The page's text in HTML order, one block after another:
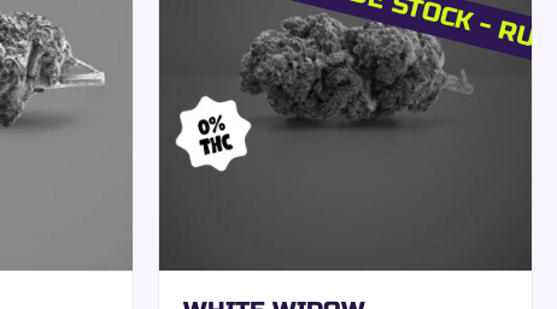
fonctionnel.
garantie